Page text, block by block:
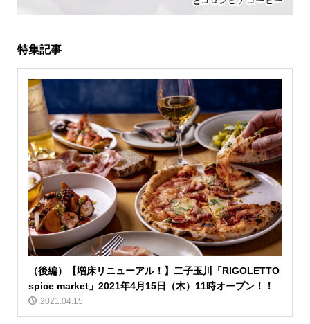
特集記事
（後編）【増床リニューアル！】二子玉川「RIGOLETTO
spice market」2021年4月15日（木）11時オープン！！
2021.04.15